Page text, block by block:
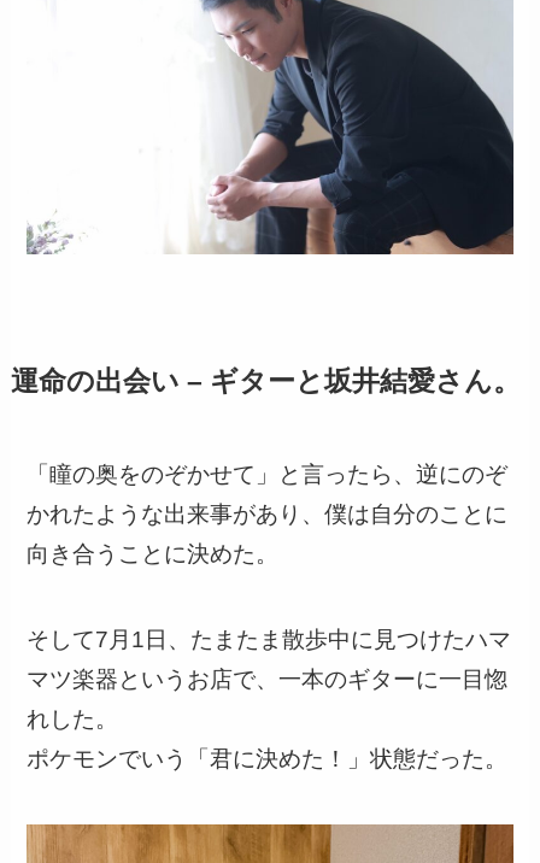
運命の出会い – ギターと坂井結愛さん。
「瞳の奥をのぞかせて」と言ったら、逆にのぞ
かれたような出来事があり、僕は自分のことに
向き合うことに決めた。
そして7月1日、たまたま散歩中に見つけたハマ
マツ楽器というお店で、一本のギターに一目惚
れした。
ポケモンでいう「君に決めた！」状態だった。